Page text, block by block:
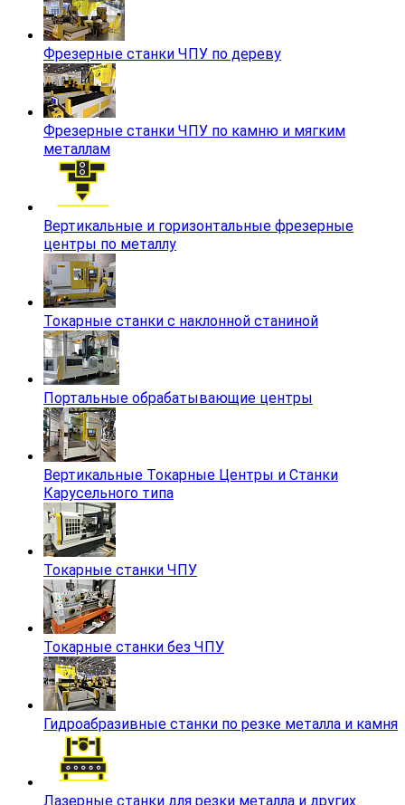
Фрезерные станки ЧПУ по дереву
Фрезерные станки ЧПУ по камню и мягким
металлам
Вертикальные и горизонтальные фрезерные
центры по металлу
Токарные станки с наклонной станиной
Портальные обрабатывающие центры
Вертикальные Токарные Центры и Станки
Карусельного типа
Токарные станки ЧПУ
Токарные станки без ЧПУ
Гидроабразивные станки по резке металла и камня
Лазерные станки для резки металла и других